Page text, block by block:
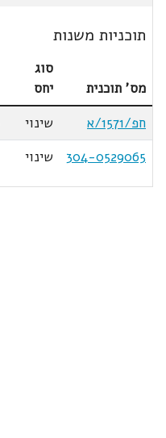
תוכניות משנות
מס' תוכנית
סוג
יחס
חפ/1571/א
שינוי
304-0529065
שינוי